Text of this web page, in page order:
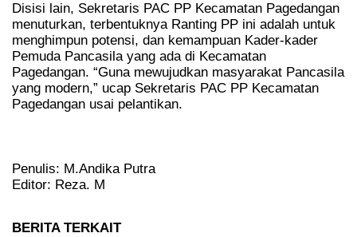
Disisi lain, Sekretaris PAC PP Kecamatan Pagedangan
menuturkan, terbentuknya Ranting PP ini adalah untuk
menghimpun potensi, dan kemampuan Kader-kader
Pemuda Pancasila yang ada di Kecamatan
Pagedangan. “Guna mewujudkan masyarakat Pancasila
yang modern,” ucap Sekretaris PAC PP Kecamatan
Pagedangan usai pelantikan.
Penulis: M.Andika Putra
Editor: Reza. M
BERITA TERKAIT